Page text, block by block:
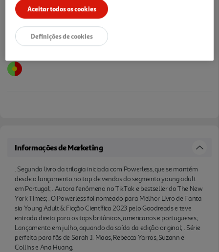
Ana Huang.
Informações de Marketing
. Segundo livro da trilogia iniciada com Powerless, que se mantém
desde o lançamento no top de vendas do segmento young adult
em Portugal; . Autora fenómeno no TikTok e bestseller do The New
York Times; . O Powerless foi nomeado para Melhor Livro de Fanta
sia Young Adult & Ficção Científica 2023 pelo Goodreads e teve
entrada direta para os tops britânicos, americanos e portugueses; .
Lançamento em julho, aquando da saída da edição original; . Série
perfeita para fãs de Sarah J. Maas, Rebecca Yarros, Suzann e
Collins e Ana Huang.
Aceitar todos os cookies
Definições de cookies